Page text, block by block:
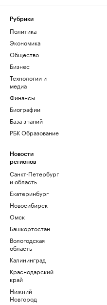
Рубрики
Политика
Экономика
Общество
Бизнес
Технологии и
медиа
Финансы
Биографии
База знаний
РБК Образование
Новости
регионов
Санкт-Петербург
и область
Екатеринбург
Новосибирск
Омск
Башкортостан
Вологодская
область
Калининград
Краснодарский
край
Нижний
Новгород